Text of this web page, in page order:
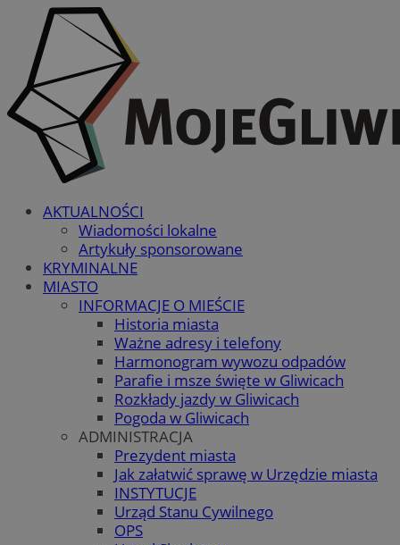
AKTUALNOŚCI
Wiadomości lokalne
Artykuły sponsorowane
KRYMINALNE
MIASTO
INFORMACJE O MIEŚCIE
Historia miasta
Ważne adresy i telefony
Harmonogram wywozu odpadów
Parafie i msze święte w Gliwicach
Rozkłady jazdy w Gliwicach
Pogoda w Gliwicach
ADMINISTRACJA
Prezydent miasta
Jak załatwić sprawę w Urzędzie miasta
INSTYTUCJE
Urząd Stanu Cywilnego
OPS